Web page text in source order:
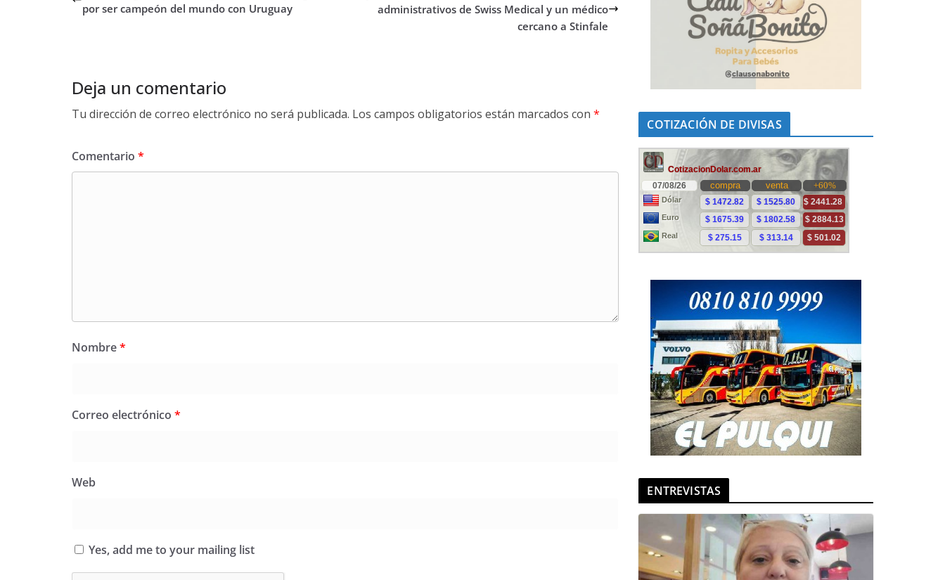
por ser campeón del mundo con Uruguay
administrativos de Swiss Medical y un médico
cercano a Stinfale
Deja un comentario
Tu dirección de correo electrónico no será publicada. Los campos obligatorios están marcados con *
Comentario *
Nombre*
Correo electrónico *
Web
Yes, add me to your mailing list
COTIZACIÓN DE DIVISAS
ENTREVISTAS